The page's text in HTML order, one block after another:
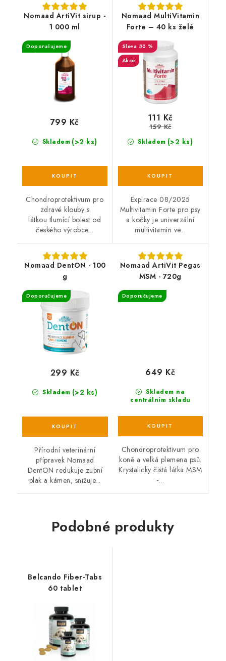
Nomaad ArtiVit sirup -
1 000 ml
Doporučujeme
Skladem (>2 ks)
799 Kč
Chondroprotektivum pro
zdravé klouby s
látkou tlumící bolest od
českého výrobce...
Nomaad MultiVitamin
Forte – 40 ks želé
30 %
Akce
Skladem (>2 ks)
111 Kč
159 Kč
Expirace 08/2025
Multivitamin Forte pro psy
a kočky je univerzální
multivitamin ve...
Nomaad DentON - 100
g
Doporučujeme
Skladem (>2 ks)
299 Kč
Přírodní veterinární
přípravek Nomaad
DentON redukuje zubní
plak a kámen, snižuje...
Nomaad ArtiVit Pegas
MSM - 720g
Doporučujeme
Skladem na
centrálním skladu
649 Kč
Chondroprotektivum pro
koně a velká plemena psů.
Krystalicky čistá látka MSM
-...
Podobné produkty
Belcando Fiber-Tabs
60 tablet